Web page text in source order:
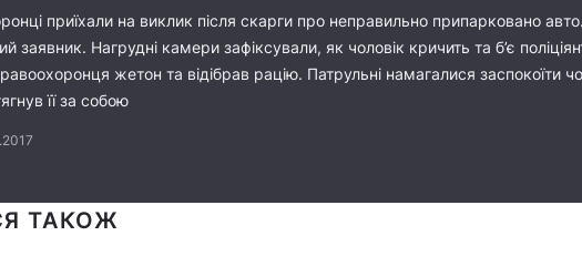
приїхали на виклик після скарги про неправильно припарковано
заявник. Нагрудні камери зафіксували, як чоловік кричить та б’є
жетон та відібрав рацію. Патрульні намагалися заспокоїти
її за собою
ТАКОЖ